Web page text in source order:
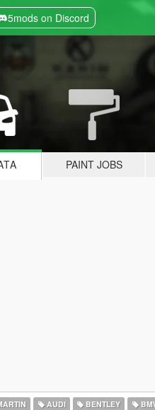
5mods on Discord
PAINT JOBS
AUDI BENTLEY